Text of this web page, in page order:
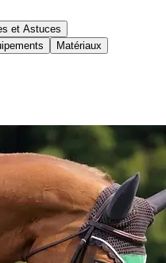
et Astuces
Matériaux